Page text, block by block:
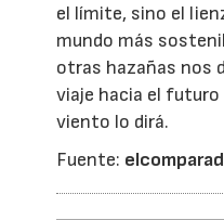
el límite, sino el
mundo más
otras hazañas nos
viaje hacia el
viento lo dirá.
Fuente: